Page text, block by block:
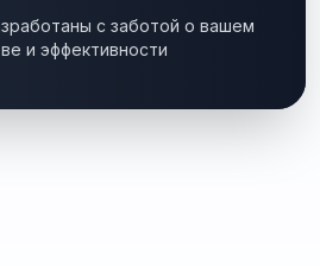
с заботой о вашем
и эффективности